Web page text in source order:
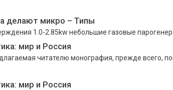
делают микро – Типы
1.0-2.85kw небольшие газовые
мир и Россия
читателю монография, прежде всего,
мир и Россия